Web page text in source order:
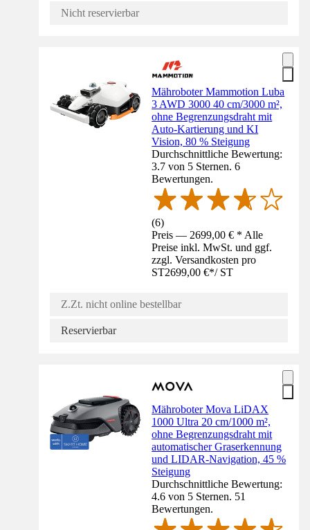
Nicht reservierbar
Mähroboter Mammotion Luba
3 AWD 3000 40 cm/3000 m²,
ohne Begrenzungsdraht mit
Auto-Kartierung und KI
Vision, 80 % Steigung
Durchschnittliche Bewertung:
3.7 von 5 Sternen. 6
Bewertungen.
(6)
Preis — 2699,00 € * Alle
Preise inkl. MwSt. und ggf.
zzgl. Versandkosten pro
ST2699,00 €*/ ST
Z.Zt. nicht online bestellbar
Reservierbar
Mähroboter Mova LiDAX
1000 Ultra 20 cm/1000 m²,
ohne Begrenzungsdraht mit
automatischer Graserkennung
und LIDAR-Navigation, 45 %
Steigung
Durchschnittliche Bewertung:
4.6 von 5 Sternen. 51
Bewertungen.